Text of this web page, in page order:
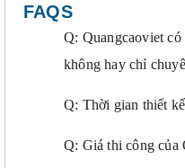
FAQS
Q: Quangcaoviet
không hay chỉ
Q: Thời gian thiết
Q: Giá thi công của